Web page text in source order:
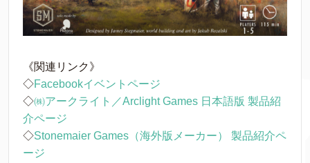
《関連リンク》
◇Facebookイベントページ
◇㈱アークライト／Arclight Games 日本語版 製品紹
介ページ
◇Stonemaier Games（海外版メーカー） 製品紹介ペ
ージ